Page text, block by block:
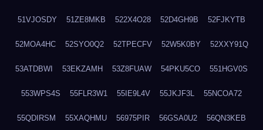
51VJOSDY 51ZE8MKB 522X4O28 52D4GH9B 52FJKYTB
52MOA4HC 52SYO0Q2 52TPECFV 52W5K0BY 52XXY91Q
53ATDBWI 53EKZAMH 53Z8FUAW 54PKU5CO 551HGV0S
553WPS4S 55FLR3W1 55IE9L4V 55JKJF3L 55NCOA72
55QDIRSM 55XAQHMU 56975PIR 56GSA0U2 56QN3KEB